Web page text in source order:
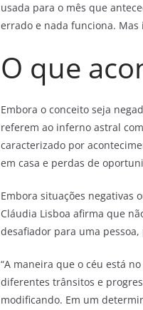
usada para o mês que
errado e nada funciona. Mas
O que
Embora o conceito seja
referem ao inferno astral
caracterizado por
em casa e perdas de
Embora situações negativas
Cláudia Lisboa afirma que
desafiador para uma
“A maneira que o céu está
diferentes trânsitos e
modificando. Em um